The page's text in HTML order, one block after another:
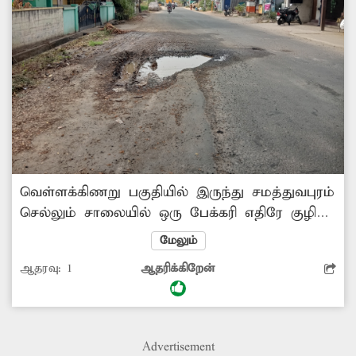
வெள்ளக்கிணறு பகுதியில் இருந்து சமத்துவபுரம்
செல்லும் சாலையில் ஒரு பேக்கரி எதிரே குழி
காணப்படுகிறது. அதில் அடிக்கடி மழைநீர்,
கழிவுநீர் தேங்கி நிற்கிறது. அந்த வழியாக
செல்லும் இருசக்கர வாகன ஓட்டிகள் மற்றும்
பாதசாரிகள் அந்த குழியில் தவறி விழுந்து
வாகனங்களும் சேதம் அடைகின்றன. இதனால்
மேலும்
ஆதரவு: 1 ஆதரிக்கிறேன்
Advertisement